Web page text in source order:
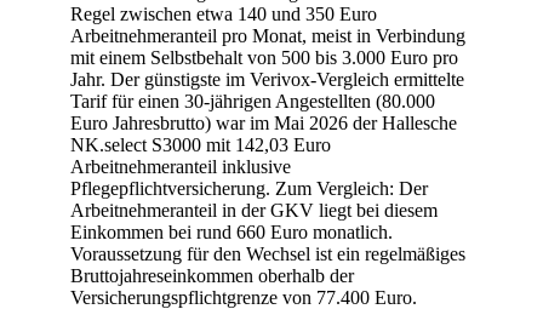
Regel zwischen etwa 140 und 350 Euro
Arbeitnehmeranteil pro Monat, meist in Verbindung
mit einem Selbstbehalt von 500 bis 3.000 Euro pro
Jahr. Der günstigste im Verivox-Vergleich ermittelte
Tarif für einen 30-jährigen Angestellten (80.000
Euro Jahresbrutto) war im Mai 2026 der Hallesche
NK.select S3000 mit 142,03 Euro
Arbeitnehmeranteil inklusive
Pflegepflichtversicherung. Zum Vergleich: Der
Arbeitnehmeranteil in der GKV liegt bei diesem
Einkommen bei rund 660 Euro monatlich.
Voraussetzung für den Wechsel ist ein regelmäßiges
Bruttojahreseinkommen oberhalb der
Versicherungspflichtgrenze von 77.400 Euro.